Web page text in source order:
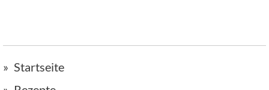
Startseite